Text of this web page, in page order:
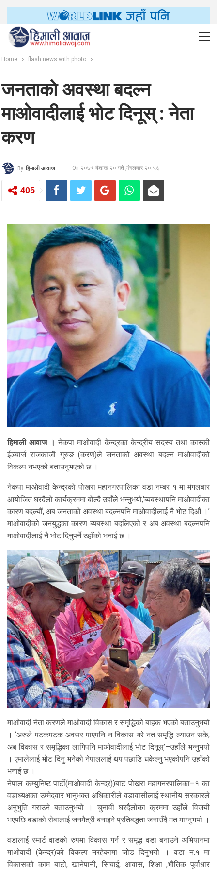
Home flash news with photo
जनताको अवस्था बदल्न
माओवादीलाई भोट दिनूस् : नेता
करण
By हिमाली आवाज On २०७९ बैशाख २० गते ,मंगलवार २०:५६
405
हिमाली आवाज । नेकपा माओवादी केन्द्रका केन्द्रीय सदस्य तथा कास्की
ईञ्चार्ज राजकाजी गुरुङ (करण)ले जनताको अवस्था बदल्न माओवादीको
विकल्प नभएको बताउनुभएको छ ।
नेकपा माओवादी केन्द्रको पोखरा महानगरपालिका वडा नम्बर १ मा मंगलबार
आयोजित घरदैलो कार्यक्रममा बोल्दै उहाँले भन्नुभयो,‘ब्यबस्थापनि माओवादीका
कारण बदल्यौं, अब जनताको अवस्था बदल्नपनि माओवादीलाई नै भोट दिऔं ।’
माओवादीको जनयुद्धका कारण ब्यबस्था बदलिएको र अब अवस्था बदल्नपनि
माओवादीलाई नै भोट दिनुपर्ने उहाँको भनाई छ ।
माओवादी नेता करणले माओवादी विकास र समृद्धिको बाहक भएको बताउनुभयो
। ‘अरुले पटकपटक अवसर पाएपनि न विकास गरे नत समृद्धि ल्याउन सके,
अब विकास र समृद्धिका लागिपनि माओवादीलाई भोट दिनूस्’–उहाँले भन्नुभयो
। एमालेलाई भोट दिनु भनेको नेपाललाई थप पछाडि धकेल्नु भएकोपनि उहाँको
भनाई छ ।
नेपाल कम्युनिष्ट पार्टी(माओवादी केन्द्र))बाट पोखरा महागनरपालिका–१ का
वडाध्यक्षका उम्मेदवार भानुभक्त अधिकारीले वडावासीलाई स्थानीय सरकारले
अनुभुति गराउने बताउनुभयो । चुनावी घरदैलोका क्रममा उहाँले विजयी
भएपछि वडाको सेवालाई जनमैत्री बनाइने प्रतिवद्धता जनाउँदै मत माग्नुभयो ।
वडालाई स्मार्ट वाडको रुपमा विकास गर्न र समृद्ध वडा बनाउने अभियानमा
माओवादी (केन्द्र)को विकल्प नरहेकामा जोड दिनुभयो । वडा न.१ मा
विकासको काम बाटो, खानेपानी, सिंचाई, आवास, शिक्षा ,भौतिक पूर्वाधार